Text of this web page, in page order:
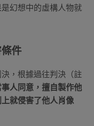
幻想中的虛構人物就
條件
，根據過往判決（註
人同意，擅自製作他
就侵害了他人肖像